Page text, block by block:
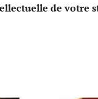
de votre